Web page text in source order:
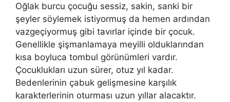
Oğlak burcu çocuğu sessiz, sakin, sanki bir
şeyler söylemek istiyormuş da hemen ardın­dan
vazgeçiyormuş gibi tavırlar içinde bir çocuk.
Genellikle şişmanla­maya meyilli olduklarından
kısa boyluca tombul görünümleri vardır.
Çocuklukları uzun sürer, otuz yıl kadar.
Bedenlerinin çabuk gelişmesi­ne karşılık
karakterlerinin oturması uzun yıllar alacaktır.